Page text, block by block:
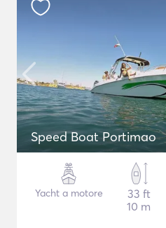
Speed Boat Portimao
Yacht a motore
33 ft
10 m